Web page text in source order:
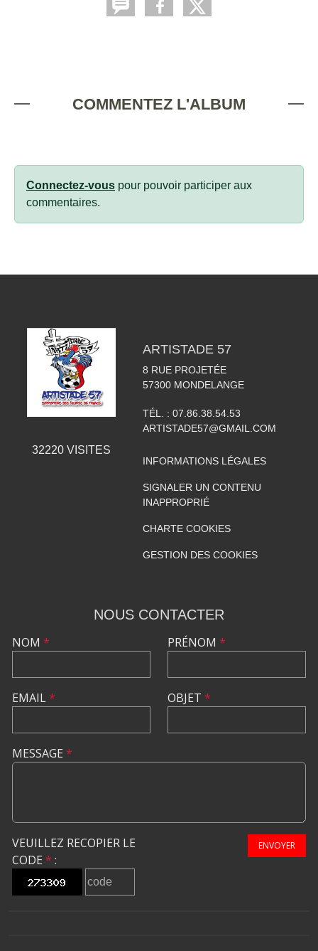
COMMENTEZ L'ALBUM
Connectez-vous pour pouvoir participer aux
commentaires.
32220VISITES
ARTISTADE 57
8 RUE PROJETÉE
57300 MONDELANGE
TÉL. : 07.86.38.54.53
ARTISTADE57@GMAIL.COM
INFORMATIONS LÉGALES
SIGNALER UN CONTENU
INAPPROPRIÉ
CHARTE COOKIES
GESTION DES COOKIES
NOUS CONTACTER
NOM *
EMAIL*
PRÉNOM *
OBJET *
MESSAGE *
VEUILLEZ RECOPIER LE
CODE * :
ENVOYER